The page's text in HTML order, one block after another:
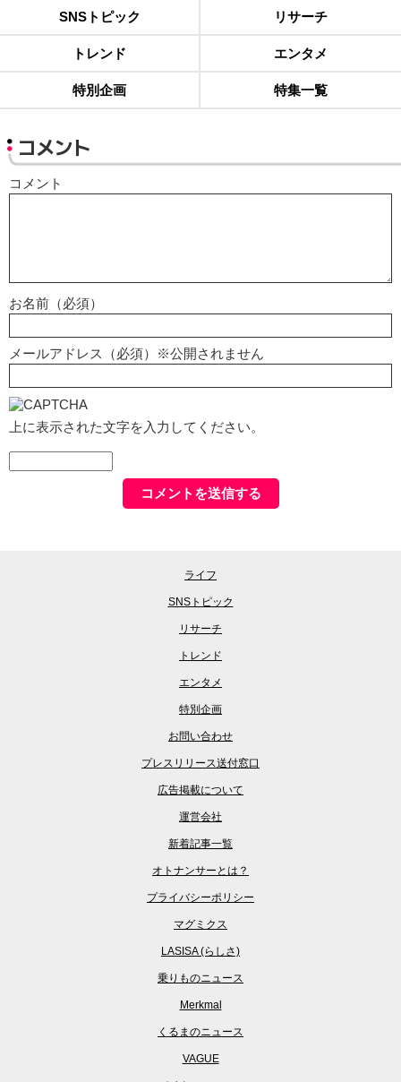
SNSトピック リサーチ
トレンド エンタメ
特別企画 特集一覧
コメント
コメント
お名前（必須）
メールアドレス（必須）※公開されません
上に表示された文字を入力してください。
ライフ
SNSトピック
リサーチ
トレンド
エンタメ
特別企画
お問い合わせ
プレスリリース送付窓口
広告掲載について
運営会社
新着記事一覧
オトナンサーとは？
プライバシーポリシー
マグミクス
LASISA (らしさ)
乗りものニュース
Merkmal
くるまのニュース
VAGUE